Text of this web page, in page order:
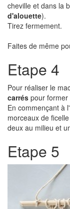
cheville et dans la
d'alouette).
Tirez fermement.
Faites de même
Etape 4
Pour réaliser le
carrés pour former
En commençant à
morceaux de
deux au milieu et
Etape 5